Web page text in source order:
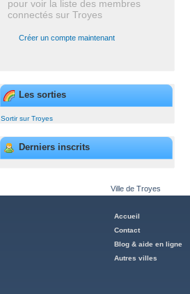
pour voir la liste des membres
connectés sur Troyes
Créer un compte maintenant
Les sorties
Sortir sur Troyes
Derniers inscrits
Ville de Troyes
Accueil
Contact
Blog & aide en ligne
Autres villes